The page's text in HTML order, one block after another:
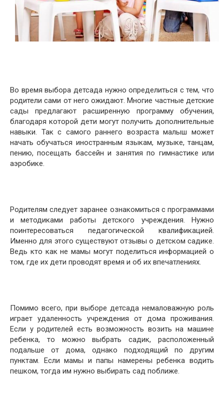
Во время выбора детсада нужно определиться с тем, что
родители сами от него ожидают. Многие частные детские
сады предлагают расширенную программу обучения,
благодаря которой дети могут получить дополнительные
навыки. Так с самого раннего возраста малыш может
начать обучаться иностранным языкам, музыке, танцам,
пению, посещать бассейн и занятия по гимнастике или
аэробике.
Родителям следует заранее ознакомиться с программами
и методиками работы детского учреждения. Нужно
поинтересоваться педагогической квалификацией.
Именно для этого существуют отзывы о детском садике.
Ведь кто как не мамы могут поделиться информацией о
том, где их дети проводят время и об их впечатлениях.
Помимо всего, при выборе детсада немаловажную роль
играет удаленность учреждения от дома проживания.
Если у родителей есть возможность возить на машине
ребенка, то можно выбрать садик, расположенный
подальше от дома, однако подходящий по другим
пунктам. Если мамы и папы намерены ребенка водить
пешком, тогда им нужно выбирать сад поближе.